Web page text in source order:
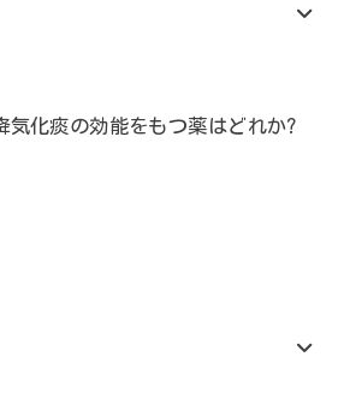
化痰の効能をもつ薬はどれか?